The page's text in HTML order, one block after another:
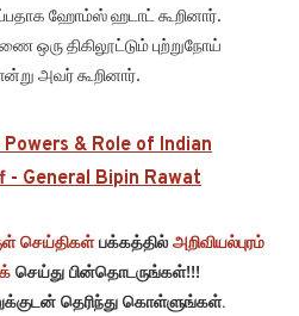
ஹோம்ஸ் ஹடாட் கூறினார்.
ஒரு திகிலூட்டும் புற்றுநோய்
அவர் கூறினார்.
Powers & Role of Indian
General Bipin Rawat
செய்திகள்பக்கத்தில் அறிவியல்புரம்
செய்து பின்தொடருங்கள்!!!
தெரிந்து கொள்ளுங்கள்.